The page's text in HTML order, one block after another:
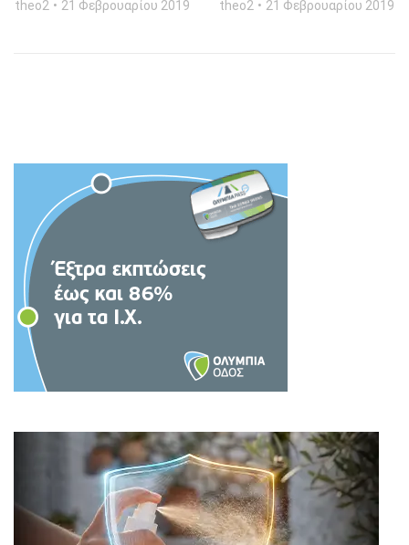
theo2 21 Φεβρουαρίου 2019 theo2 21 Φεβρουαρίου 2019